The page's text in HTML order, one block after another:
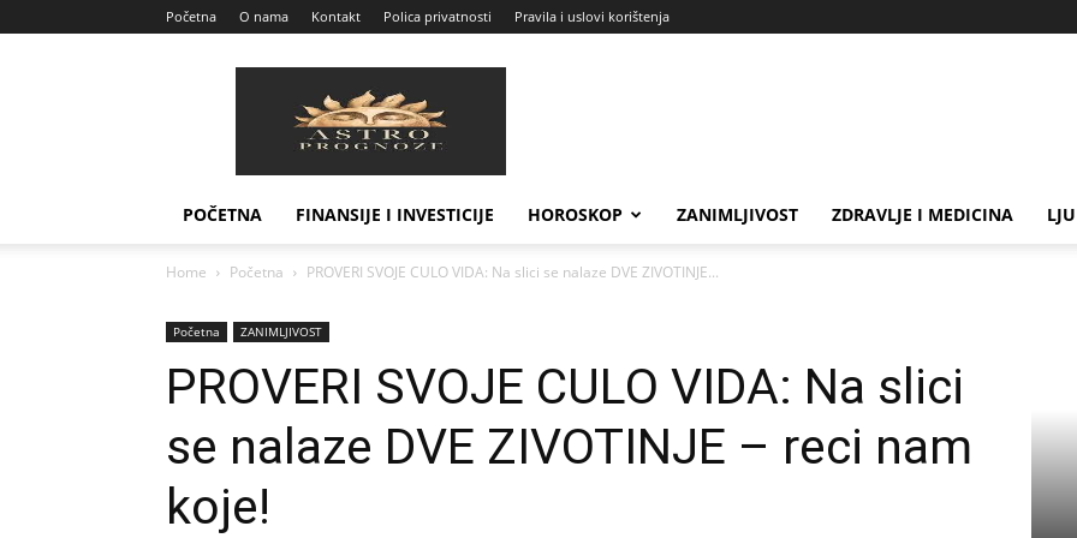
Početna O nama Kontakt Polica privatnosti Pravila i uslovi korištenja
Prognoze
POČETNA FINANSIJE I INVESTICIJE HOROSKOP ZANIMLJIVOST ZDRAVLJE I MEDICINA
Home Početna PROVERI SVOJE CULO VIDA: Na slici se nalaze DVE ZIVOTINJE...
Početna ZANIMLJIVOST
PROVERI SVOJE CULO VIDA: Na slici
se nalaze DVE ZIVOTINJE – reci nam
koje!